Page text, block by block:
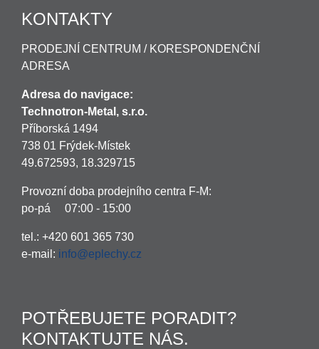
KONTAKTY
PRODEJNÍ CENTRUM / KORESPONDENČNÍ
ADRESA
Adresa do navigace:
Technotron-Metal, s.r.o.
Příborská 1494
738 01 Frýdek-Místek
49.672593, 18.329715
Provozní doba prodejního centra F-M:
po-pá 07:00 - 15:00
tel.: +420 601 365 730
e-mail: info@eplechy.cz
POTŘEBUJETE PORADIT?
KONTAKTUJTE NÁS.